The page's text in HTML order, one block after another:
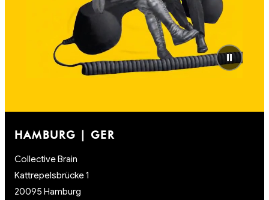
⏸
HAMBURG | GER
Collective Brain
Kattrepelsbrücke 1
20095 Hamburg